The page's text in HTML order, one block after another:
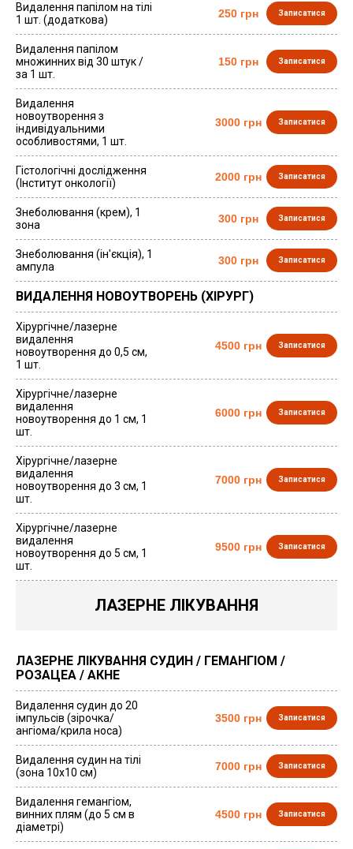
Видалення папілом на тілі
1 шт. (додаткова)
250 грн Записатися
Видалення папілом
множинних від 30 штук /
за 1 шт.
150 грн Записатися
Видалення
новоутворення з
індивідуальними
особливостями, 1 шт.
3000 грн Записатися
Гістологічні дослідження
(Інститут онкології)
2000 грн Записатися
Знеболювання (крем), 1
зона
300 грн Записатися
Знеболювання (ін'єкція), 1
ампула
300 грн Записатися
ВИДАЛЕННЯ НОВОУТВОРЕНЬ (ХІРУРГ)
Хірургічне/лазерне
видалення
новоутворення до 0,5 см,
1 шт.
4500 грн Записатися
Хірургічне/лазерне
видалення
новоутворення до 1 см, 1
шт.
6000 грн Записатися
Хірургічне/лазерне
видалення
новоутворення до 3 см, 1
шт.
7000 грн Записатися
Хірургічне/лазерне
видалення
новоутворення до 5 см, 1
шт.
9500 грн Записатися
ЛАЗЕРНЕ ЛІКУВАННЯ
ЛАЗЕРНЕ ЛІКУВАННЯ СУДИН / ГЕМАНГІОМ /
РОЗАЦЕА / АКНЕ
Видалення судин до 20
iмпульсів (зірочка/
ангіома/крила носа)
3500 грн Записатися
Видалення судин на тілі
(зона 10х10 см)
7000 грн Записатися
Видалення гемангіом,
винних плям (до 5 см в
діаметрі)
4500 грн Записатися